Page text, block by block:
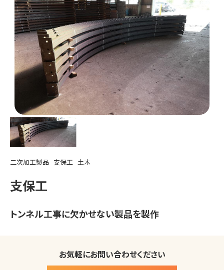
二次加工製品 支保工 土木
支保工
トンネル工事に欠かせない製品を製作
お気軽にお問い合わせください